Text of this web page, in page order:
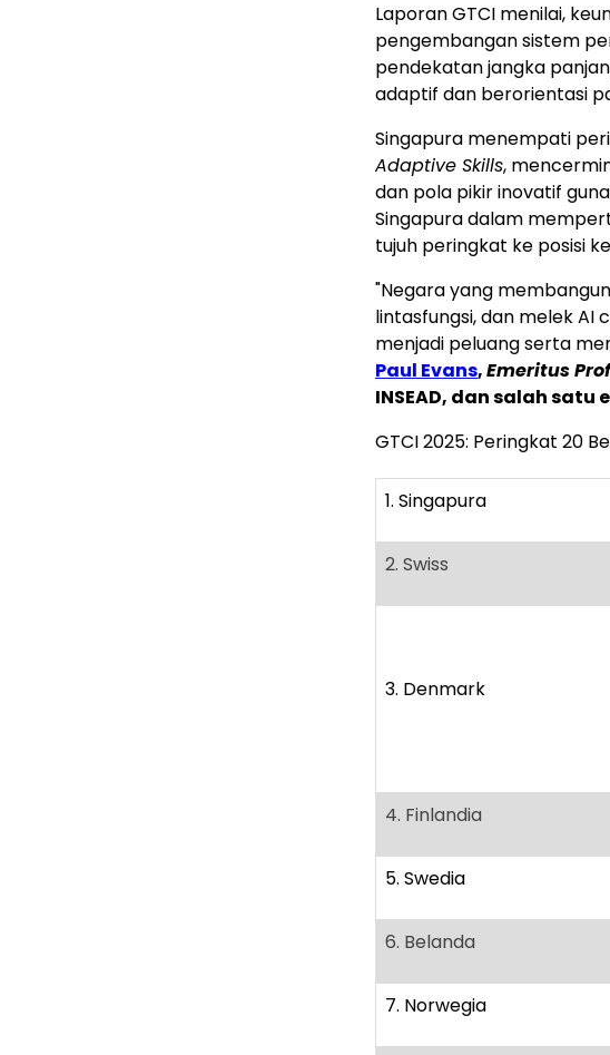
Laporan GTCI menilai,
pengembangan sistem
pendekatan jangka
adaptif dan berorientasi
Singapura menempati
Adaptive Skills,
dan pola pikir inovatif
Singapura dalam
tujuh peringkat ke posisi
"Negara yang
lintasfungsi, dan melek AI
menjadi peluang serta
Paul Evans,Emeritus
INSEAD, dan salah satu
GTCI 2025: Peringkat 20
1. Singapura
2. Swiss
3. Denmark
4. Finlandia
5. Swedia
6. Belanda
7. Norwegia